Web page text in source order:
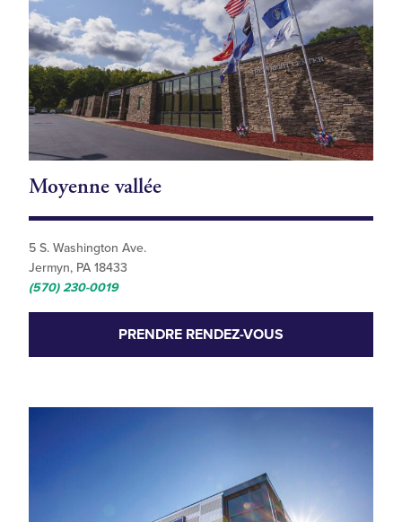
Moyenne vallée
5 S. Washington Ave.
Jermyn, PA 18433
(570) 230-0019
PRENDRE RENDEZ-VOUS